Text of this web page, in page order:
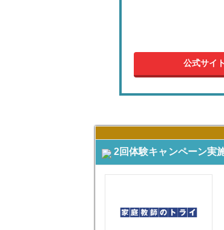
公式サイ
2回体験キャンペーン実